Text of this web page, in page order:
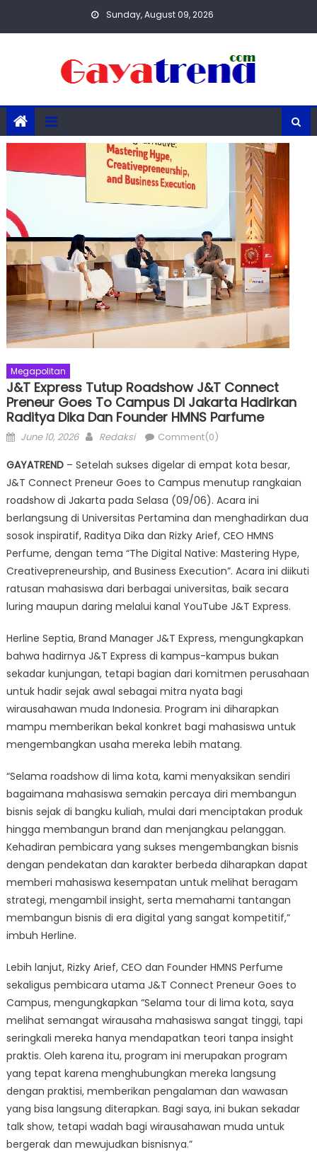
Sunday, August 09, 2026
Megapolitan
J&T Express Tutup Roadshow J&T Connect
Preneur Goes To Campus Di Jakarta Hadirkan
Raditya Dika Dan Founder HMNS Parfume
Posted
June 10, 2026 Author
Redaksi Comment(0)
GAYATREND– Setelah sukses digelar di empat kota besar,
J&T Connect Preneur Goes to Campus menutup rangkaian
roadshow di Jakarta pada Selasa (09/06). Acara ini
berlangsung di Universitas Pertamina dan menghadirkan dua
sosok inspiratif, Raditya Dika dan Rizky Arief, CEO HMNS
Perfume, dengan tema “The Digital Native: Mastering Hype,
Creativepreneurship, and Business Execution”. Acara ini diikuti
ratusan mahasiswa dari berbagai universitas, baik secara
luring maupun daring melalui kanal YouTube J&T Express.
Herline Septia, Brand Manager J&T Express, mengungkapkan
bahwa hadirnya J&T Express di kampus-kampus bukan
sekadar kunjungan, tetapi bagian dari komitmen perusahaan
untuk hadir sejak awal sebagai mitra nyata bagi
wirausahawan muda Indonesia. Program ini diharapkan
mampu memberikan bekal konkret bagi mahasiswa untuk
mengembangkan usaha mereka lebih matang.
“Selama roadshow di lima kota, kami menyaksikan sendiri
bagaimana mahasiswa semakin percaya diri membangun
bisnis sejak di bangku kuliah, mulai dari menciptakan produk
hingga membangun brand dan menjangkau pelanggan.
Kehadiran pembicara yang sukses mengembangkan bisnis
dengan pendekatan dan karakter berbeda diharapkan dapat
memberi mahasiswa kesempatan untuk melihat beragam
strategi, mengambil insight, serta memahami tantangan
membangun bisnis di era digital yang sangat kompetitif,”
imbuh Herline.
Lebih lanjut, Rizky Arief, CEO dan Founder HMNS Perfume
sekaligus pembicara utama J&T Connect Preneur Goes to
Campus, mengungkapkan “Selama tour di lima kota, saya
melihat semangat wirausaha mahasiswa sangat tinggi, tapi
seringkali mereka hanya mendapatkan teori tanpa insight
praktis. Oleh karena itu, program ini merupakan program
yang tepat karena menghubungkan mereka langsung
dengan praktisi, memberikan pengalaman dan wawasan
yang bisa langsung diterapkan. Bagi saya, ini bukan sekadar
talk show, tetapi wadah bagi wirausahawan muda untuk
bergerak dan mewujudkan bisnisnya.”